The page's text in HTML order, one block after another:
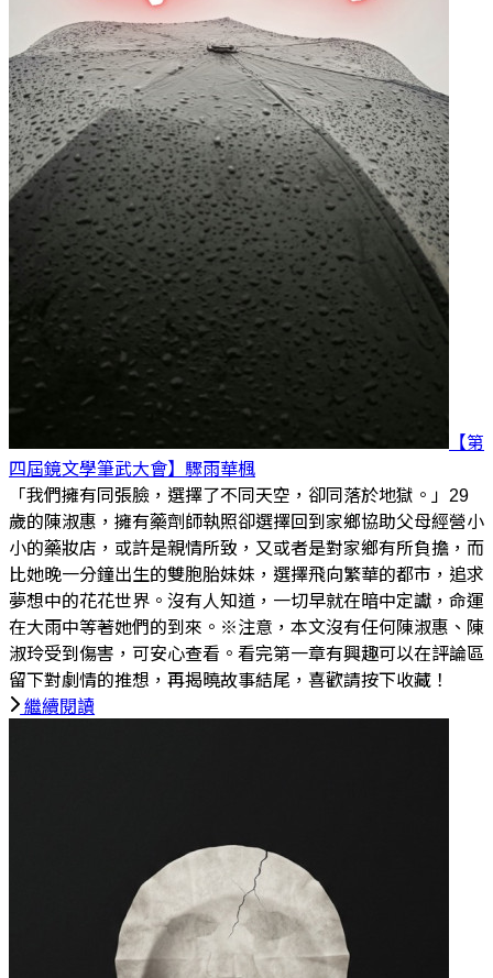
【第
四屆鏡文學筆武大會】驟雨華楓
「我們擁有同張臉，選擇了不同天空，卻同落於地獄。」29
歲的陳淑惠，擁有藥劑師執照卻選擇回到家鄉協助父母經營小
小的藥妝店，或許是親情所致，又或者是對家鄉有所負擔，而
比她晚一分鐘出生的雙胞胎妹妹，選擇飛向繁華的都市，追求
夢想中的花花世界。沒有人知道，一切早就在暗中定讞，命運
在大雨中等著她們的到來。※注意，本文沒有任何陳淑惠、陳
淑玲受到傷害，可安心查看。看完第一章有興趣可以在評論區
留下對劇情的推想，再揭曉故事結尾，喜歡請按下收藏！
繼續閱讀